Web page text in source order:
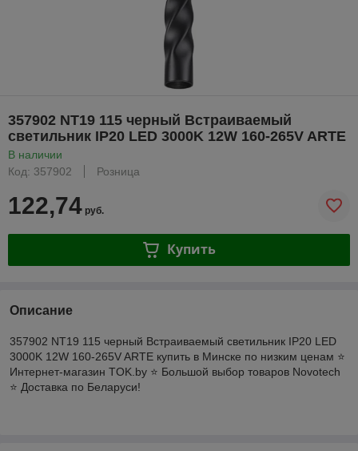
357902 NT19 115 черный Встраиваемый
светильник IP20 LED 3000K 12W 160-265V ARTE
В наличии
Код: 357902
Розница
122,74 руб.
Купить
Описание
357902 NT19 115 черный Встраиваемый светильник IP20 LED
3000K 12W 160-265V ARTE купить в Минске по низким ценам ⭐️
Интернет-магазин TOK.by ⭐️ Большой выбор товаров Novotech
⭐️ Доставка по Беларуси!